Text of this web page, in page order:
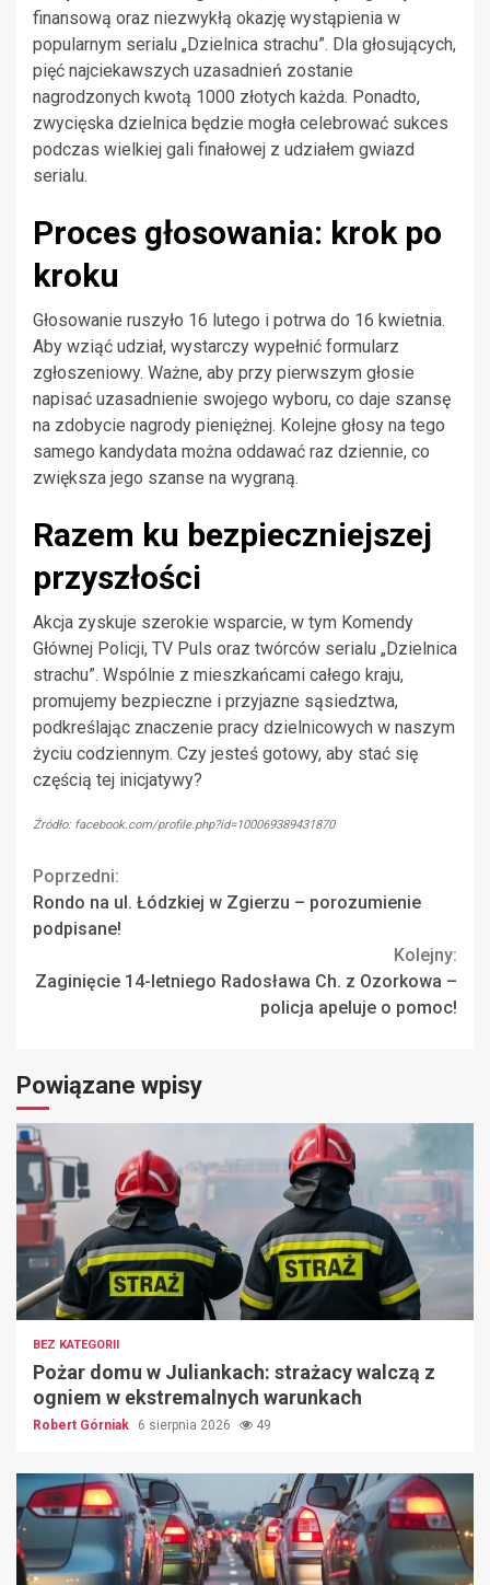
finansową oraz niezwykłą okazję wystąpienia w
popularnym serialu „Dzielnica strachu”. Dla głosujących,
pięć najciekawszych uzasadnień zostanie
nagrodzonych kwotą 1000 złotych każda. Ponadto,
zwycięska dzielnica będzie mogła celebrować sukces
podczas wielkiej gali finałowej z udziałem gwiazd
serialu.
Proces głosowania: krok po
kroku
Głosowanie ruszyło 16 lutego i potrwa do 16 kwietnia.
Aby wziąć udział, wystarczy wypełnić formularz
zgłoszeniowy. Ważne, aby przy pierwszym głosie
napisać uzasadnienie swojego wyboru, co daje szansę
na zdobycie nagrody pieniężnej. Kolejne głosy na tego
samego kandydata można oddawać raz dziennie, co
zwiększa jego szanse na wygraną.
Razem ku bezpieczniejszej
przyszłości
Akcja zyskuje szerokie wsparcie, w tym Komendy
Głównej Policji, TV Puls oraz twórców serialu „Dzielnica
strachu”. Wspólnie z mieszkańcami całego kraju,
promujemy bezpieczne i przyjazne sąsiedztwa,
podkreślając znaczenie pracy dzielnicowych w naszym
życiu codziennym. Czy jesteś gotowy, aby stać się
częścią tej inicjatywy?
Źródło: facebook.com/profile.php?id=100069389431870
Continue
Reading
Poprzedni:
Rondo na ul. Łódzkiej w Zgierzu – porozumienie
podpisane!
Kolejny:
Zaginięcie 14-letniego Radosława Ch. z Ozorkowa –
policja apeluje o pomoc!
Powiązane wpisy
BEZ KATEGORII
Pożar domu w Juliankach: strażacy walczą z
ogniem w ekstremalnych warunkach
Robert Górniak 6 sierpnia 2026 49